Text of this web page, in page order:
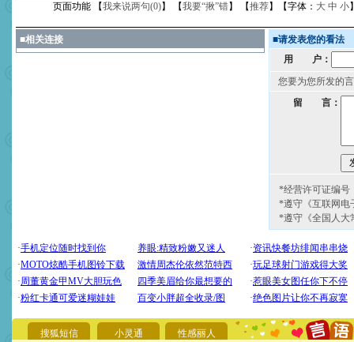
页面功能 【我来说两句(0)】 【我要“揪”错】 【推荐】【字体： 大 中 小
■相关连接 ■请发表您的看法
用 户：
您要为您所发的
留 言：
*经营许可证编号
*遵守《互联网电
*遵守《全国人大
搜狐短信 小灵通 性感丽人
[圣诞节]圣诞节到了，想想
你太多，只有给你五千万
要平安！千万要知足！千
能正大光明地骚扰你,告诉
天都要快乐噢!